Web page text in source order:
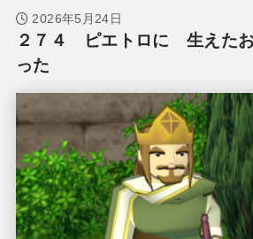
2026年5月24日
２７４ ピエトロに 生えた
った